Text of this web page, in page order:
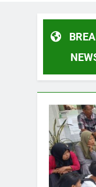
Haji Aman dan